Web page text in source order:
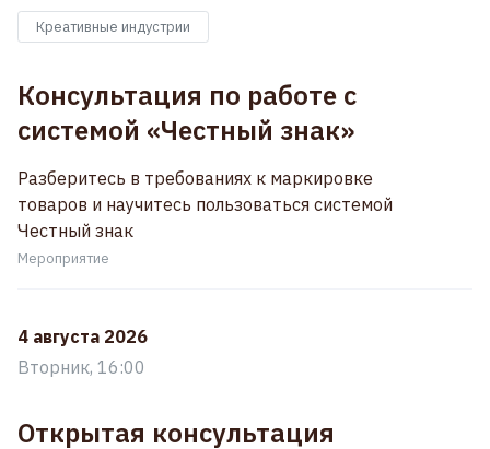
Креативные индустрии
Консультация по работе с
системой «Честный знак»
Разберитесь в требованиях к маркировке
товаров и научитесь пользоваться системой
Честный знак
Мероприятие
4 августа 2026
Вторник, 16:00
Открытая консультация